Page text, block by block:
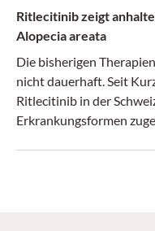
Ritlecitinib zeigt
Alopecia areata
Die bisherigen
nicht dauerhaft. Seit
Ritlecitinib in der
Erkrankungsformen